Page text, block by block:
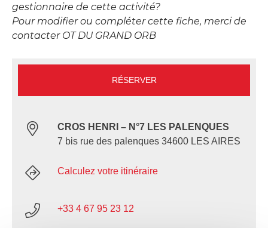
gestionnaire de cette activité?
Pour modifier ou compléter cette fiche, merci de
contacter OT DU GRAND ORB
RÉSERVER
CROS HENRI – N°7 LES PALENQUES
7 bis rue des palenques 34600 LES AIRES
Calculez votre itinéraire
+33 4 67 95 23 12